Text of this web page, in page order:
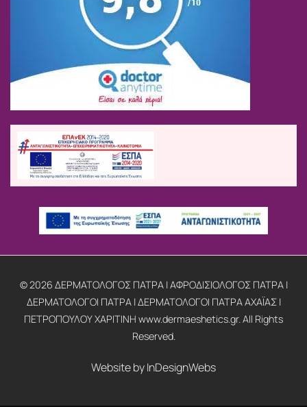
© 2026 ΔΕΡΜΑΤΟΛΟΓΟΣ ΠΑΤΡΑ | ΑΦΡΟΔΙΣΙΟΛΟΓΟΣ ΠΑΤΡΑ |
ΔΕΡΜΑΤΟΛΟΓΟΙ ΠΑΤΡΑ | ΔΕΡΜΑΤΟΛΟΓΟΙ ΠΑΤΡΑ ΑΧΑΪΑΣ |
ΠΕΤΡΟΠΟΥΛΟΥ ΧΑΡΙΤΙΝΗ www.dermaeshetics.gr. All Rights
Reserved.
Website byInDesignWebs